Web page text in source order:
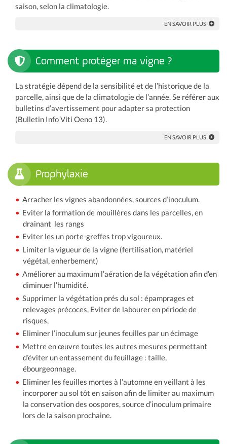
saison, selon la climatologie.
EN SAVOIR PLUS
Comment protéger ma vigne ?
La stratégie dépend de la sensibilité et de l’historique de la
parcelle, ainsi que de la climatologie de l’année. Se référer aux
bulletins d’avertissement pour adapter sa protection
(Bulletin Info Viti Oeno 13).
EN SAVOIR PLUS
Prophylaxie
Arracher les vignes abandonnées, sources d’inoculum.
Eviter la formation de mouillères dans les parcelles, en
drainant les rangs
Eviter les un porte-greffes trop vigoureux.
Limiter la vigueur de la vigne (fertilisation, matériel
végétal, enherbement)
Améliorer au maximum l’aération de la végétation afin d’en
diminuer l’humidité.
Supprimer la végétation prés du sol : épamprages et
relevages précoces, Eviter de labourer en période de
risques,
Eliminer l’inoculum sur jeunes feuilles par un écimage
Mettre en œuvre toutes les autres mesures permettant
d’éviter un entassement du feuillage : taille,
ébourgeonnage.
Eliminer les feuilles mortes à l’automne en veillant à les
incorporer au sol tôt en saison afin de limiter au maximum
la conservation des oospores, source d’inoculum primaire
lors de la saison prochaine.